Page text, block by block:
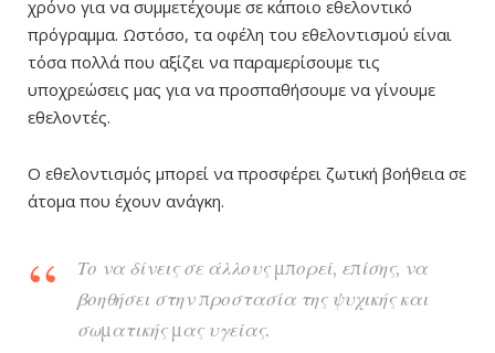
χρόνο για να συμμετέχουμε σε κάποιο εθελοντικό
πρόγραμμα. Ωστόσο, τα οφέλη του εθελοντισμού είναι
τόσα πολλά που αξίζει να παραμερίσουμε τις
υποχρεώσεις μας για να προσπαθήσουμε να γίνουμε
εθελοντές.
Ο εθελοντισμός μπορεί να προσφέρει ζωτική βοήθεια σε
άτομα που έχουν ανάγκη.
Το να δίνεις σε άλλους μπορεί, επίσης, να
βοηθήσει στην προστασία της ψυχικής και
σωματικής μας υγείας.